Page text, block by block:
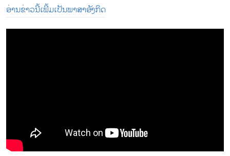
ອ່ານຂ່າວນີ້ເພີ້ມເປັນພາສາອັງກິດ